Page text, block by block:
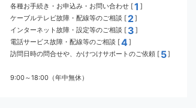
各種お手続き・お申込み・お問い合わせ [1 ]
ケーブルテレビ故障・配線等のご相談 [ 2]
インターネット故障・設定等のご相談 [ 3 ]
電話サービス故障・配線等のご相談 [4]
訪問日時の問合せや、かけつけサポートのご依頼 [ 5]
9:00～18:00（年中無休）